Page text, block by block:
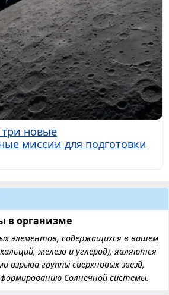
три новые
миссии для подготовки
в организме
элементов, содержащихся в вашем
железо и углерод), являются
взрыва группы сверхновых звезд,
Солнечной системы.